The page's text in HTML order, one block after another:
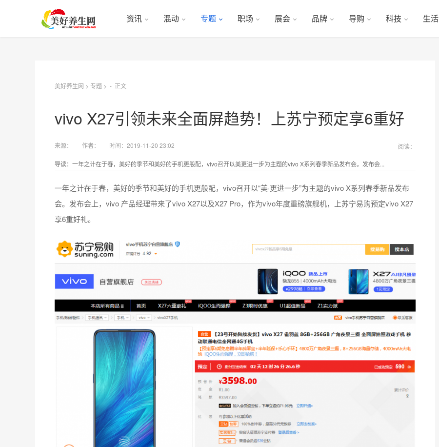
资讯 混动 专题 职场 展会 品牌 导购 科技 生活
美好养生网 > 专题 > - 正文
vivo X27引领未来全面屏趋势！上苏宁预定享6重好
来源： 作者： 时间：2019-11-20 23:02 阅读：
导读：一年之计在于春，美好的季节和美好的手机更般配，vivo召开以美更进一步为主题的vivo X系列春季新品发布会。发布会...
一年之计在于春，美好的季节和美好的手机更般配，vivo召开以“美·更进一步”为主题的vivo X系列春季新品发布
会。发布会上，vivo 产品经理带来了vivo X27以及X27 Pro，作为vivo年度重磅旗舰机，上苏宁易购预定vivo X27
享6重好礼。